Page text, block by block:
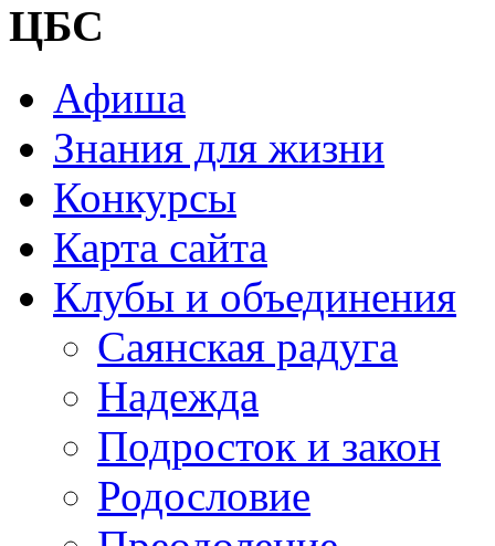
ЦБС
Афиша
Знания для жизни
Конкурсы
Карта сайта
Клубы и объединения
Саянская радуга
Надежда
Подросток и закон
Родословие